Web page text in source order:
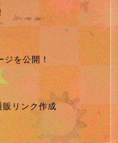
ジを公開！
販リンク作成